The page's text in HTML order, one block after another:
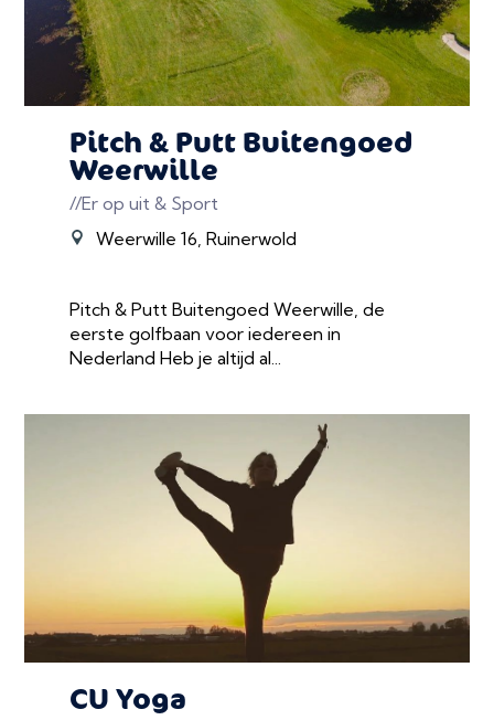
Pitch & Putt Buitengoed
Weerwille
//Er op uit & Sport
Weerwille 16, Ruinerwold
Pitch & Putt Buitengoed Weerwille, de
eerste golfbaan voor iedereen in
Nederland Heb je altijd al...
CU Yoga